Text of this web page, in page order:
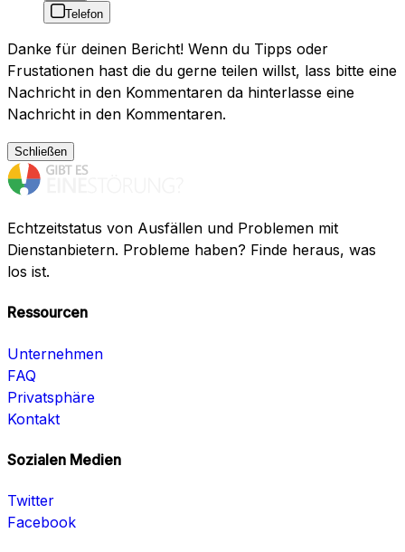
Telefon
Danke für deinen Bericht! Wenn du Tipps oder
Frustationen hast die du gerne teilen willst, lass bitte eine
Nachricht in den Kommentaren da hinterlasse eine
Nachricht in den Kommentaren.
Schließen
Echtzeitstatus von Ausfällen und Problemen mit
Dienstanbietern. Probleme haben? Finde heraus, was
los ist.
Ressourcen
Unternehmen
FAQ
Privatsphäre
Kontakt
Sozialen Medien
Twitter
Facebook